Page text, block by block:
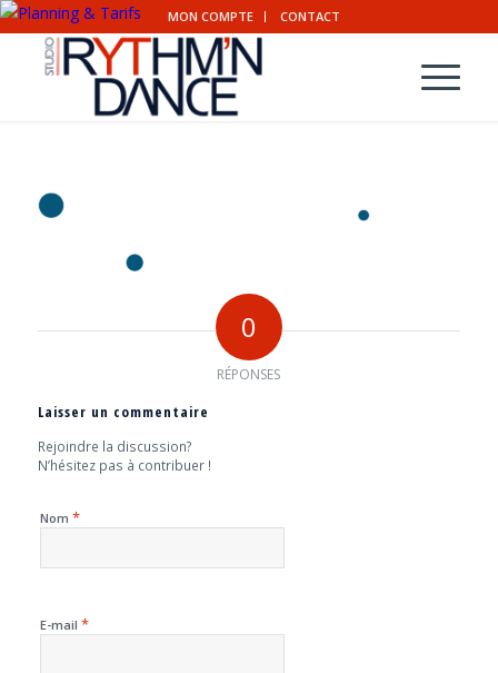
MON COMPTE CONTACT
0
RÉPONSES
Laisser un commentaire
Rejoindre la discussion?
N’hésitez pas à contribuer !
Nom *
E-mail *